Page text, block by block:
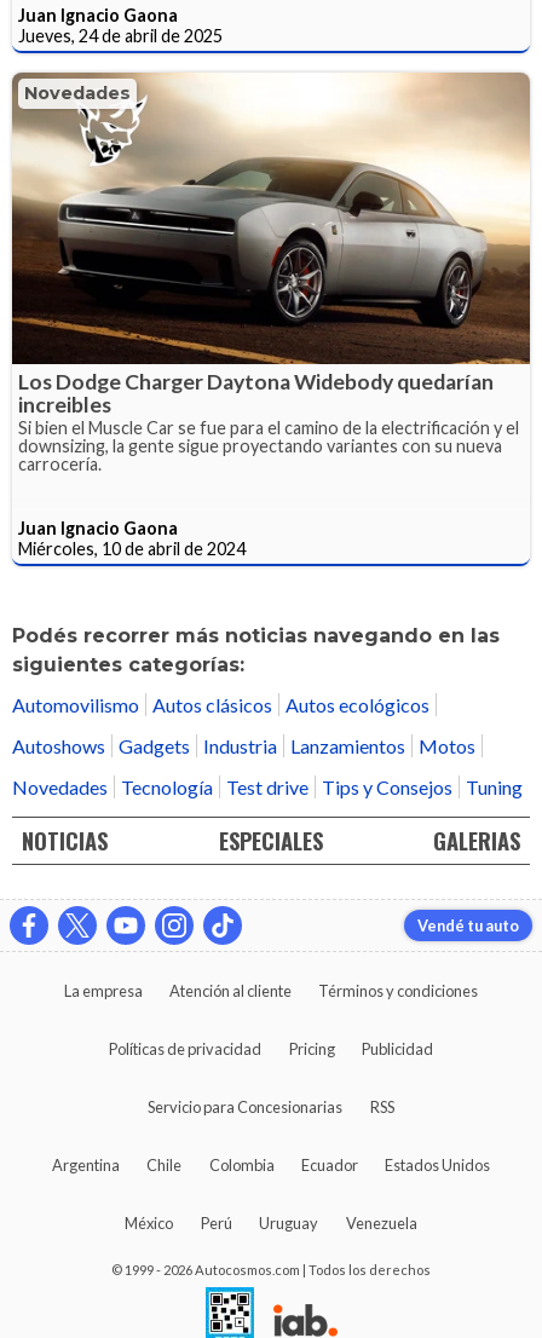
Juan Ignacio Gaona
Jueves, 24 de abril de 2025
Novedades
Los Dodge Charger Daytona Widebody quedarían
increibles
Si bien el Muscle Car se fue para el camino de la electrificación y el
downsizing, la gente sigue proyectando variantes con su nueva
carrocería.
Juan Ignacio Gaona
Miércoles, 10 de abril de 2024
Podés recorrer más noticias navegando en las
siguientes categorías:
Automovilismo Autos clásicos
Autos ecológicos
Autoshows
Gadgets Industria Lanzamientos
Motos
Novedades
Tecnología Test drive Tips y Consejos Tuning
NOTICIAS ESPECIALES GALERIAS
Vendé tu auto
La empresa Atención al cliente Términos y condiciones
Políticas de privacidad Pricing Publicidad
Servicio para Concesionarias RSS
Argentina Chile Colombia Ecuador Estados Unidos
México Perú Uruguay Venezuela
© 1999 - 2026 Autocosmos.com | Todos los derechos